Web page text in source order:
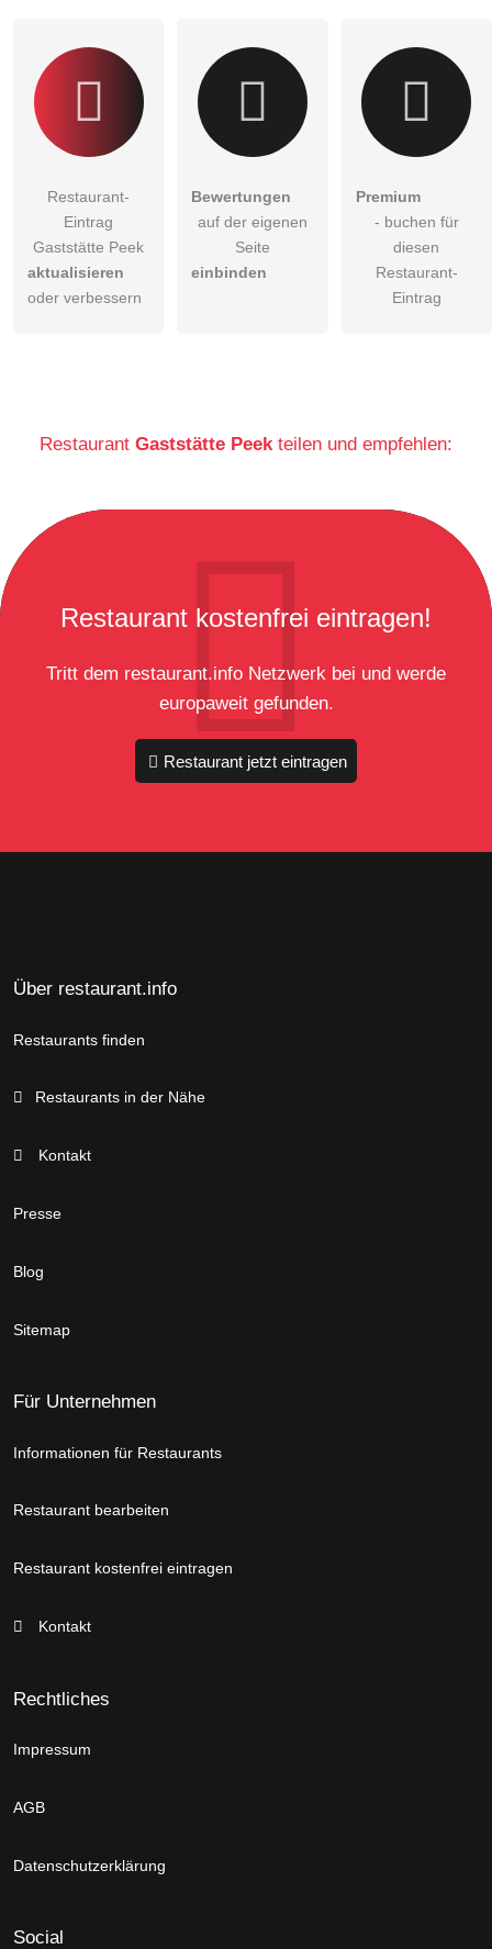
Restaurant-
Eintrag
Gaststätte Peek
aktualisieren
oder verbessern
Bewertungen
auf der eigenen
Seite
einbinden
Premium
- buchen für
diesen
Restaurant-
Eintrag
Restaurant Gaststätte Peekteilen und empfehlen:
Restaurant kostenfrei eintragen!
Tritt dem restaurant.info Netzwerk bei und werde
europaweit gefunden.
Restaurant jetzt eintragen
Über restaurant.info
Restaurants finden
Restaurants in der Nähe
Kontakt
Presse
Blog
Sitemap
Für Unternehmen
Informationen für Restaurants
Restaurant bearbeiten
Restaurant kostenfrei eintragen
Kontakt
Rechtliches
Impressum
AGB
Datenschutzerklärung
Social